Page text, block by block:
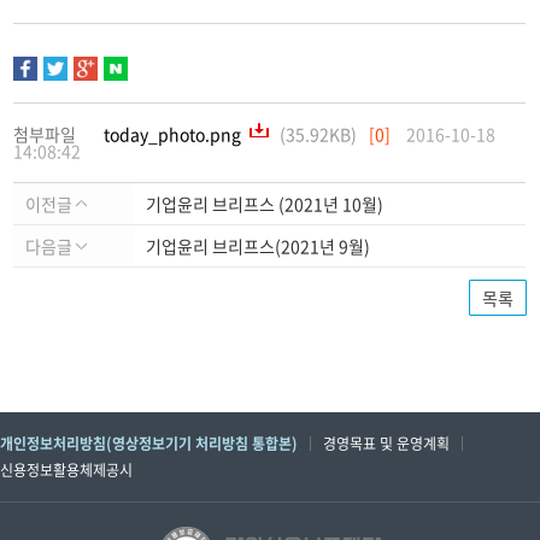
첨부파일 today_photo.png (35.92KB) [0] 2016-10-18
14:08:42
이전글
기업윤리 브리프스 (2021년 10월)
다음글
기업윤리 브리프스(2021년 9월)
목록
개인정보처리방침(영상정보기기 처리방침 통합본)
경영목표 및 운영계획
신용정보활용체제공시